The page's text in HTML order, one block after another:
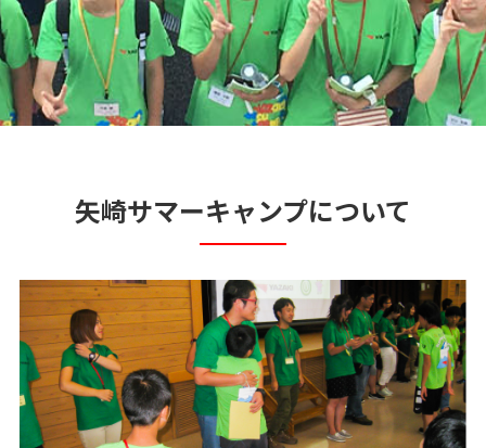
矢崎サマーキャンプについて